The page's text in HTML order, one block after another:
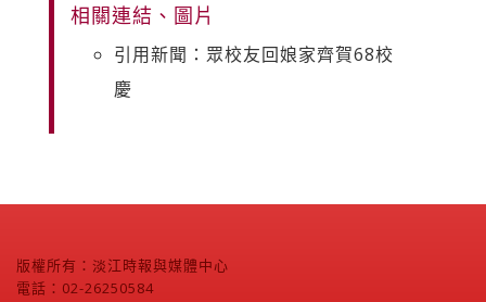
相關連結、圖片
引用新聞：眾校友回娘家齊賀68校
慶
版權所有：淡江時報與媒體中心
電話：02-26250584